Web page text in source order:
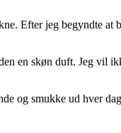
Efter jeg begyndte at
en skøn duft. Jeg vil
og smukke ud hver